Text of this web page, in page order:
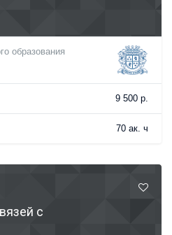
образования
9 500 р.
70 ак. ч
с